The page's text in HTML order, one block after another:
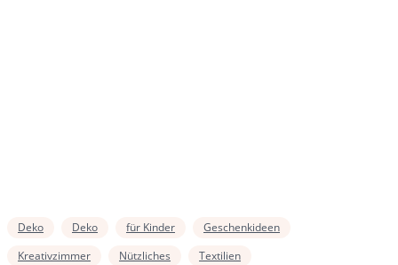
Deko Deko für Kinder
Geschenkideen
Kreativzimmer
Nützliches
Textilien